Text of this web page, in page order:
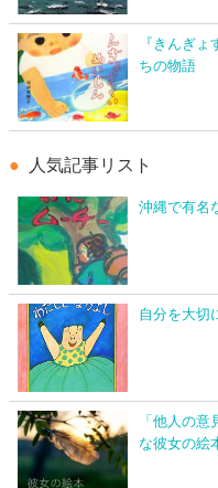
『きんぎ
ちの物語
人気記事リスト
沖縄で有名
自分を大切
「他人の
な彼女の絵